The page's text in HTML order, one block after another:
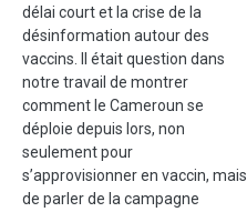
délai court et la crise de la
désinformation autour des
vaccins. Il était question dans
notre travail de montrer
comment le Cameroun se
déploie depuis lors, non
seulement pour
s’approvisionner en vaccin, mais
de parler de la campagne